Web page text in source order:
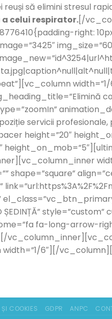
să elimini stresul
celui respirator.[/
right:
servicii
height=”20″
shape=”square”
fa-long-arrow-
6″][/
COOKIES GDPR ANPC